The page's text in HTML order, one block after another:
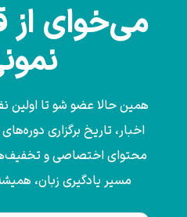
می‌خوای از
همین حالا عضو شو تا اولین
اخبار، تاریخ برگزاری
محتوای اختصاصی و
مسیر یادگیری زبان،